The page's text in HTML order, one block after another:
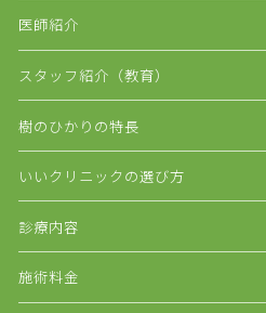
医師紹介
スタッフ紹介（教育）
樹のひかりの特長
いいクリニックの選び方
診療内容
施術料金